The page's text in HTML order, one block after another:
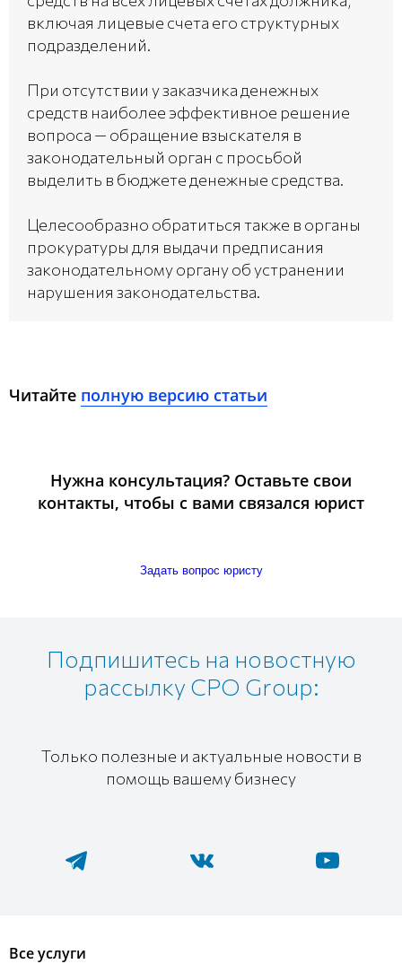
включая лицевые счета его структурных
подразделений.
При отсутствии у заказчика денежных
средств наиболее эффективное решение
вопроса — обращение взыскателя в
законодательный орган с просьбой
выделить в бюджете денежные средства.
Целесообразно обратиться также в органы
прокуратуры для выдачи предписания
законодательному органу об устранении
нарушения законодательства.
Читайте полную версию статьи
Нужна консультация? Оставьте свои
контакты, чтобы с вами связался юрист
Задать вопрос юристу
Подпишитесь на новостную
рассылку CPO Group:
Только полезные и актуальные новости в
помощь вашему бизнесу
Все услуги